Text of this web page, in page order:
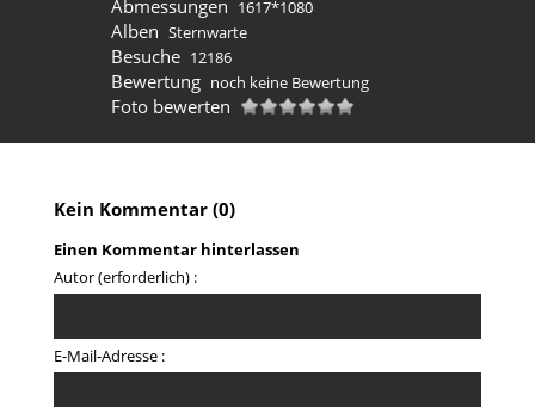
Abmessungen 1617*1080
Alben Sternwarte
Besuche 12186
Bewertung noch keine Bewertung
Foto bewerten
Kein Kommentar (0)
Einen Kommentar hinterlassen
Autor (erforderlich) :
E-Mail-Adresse :